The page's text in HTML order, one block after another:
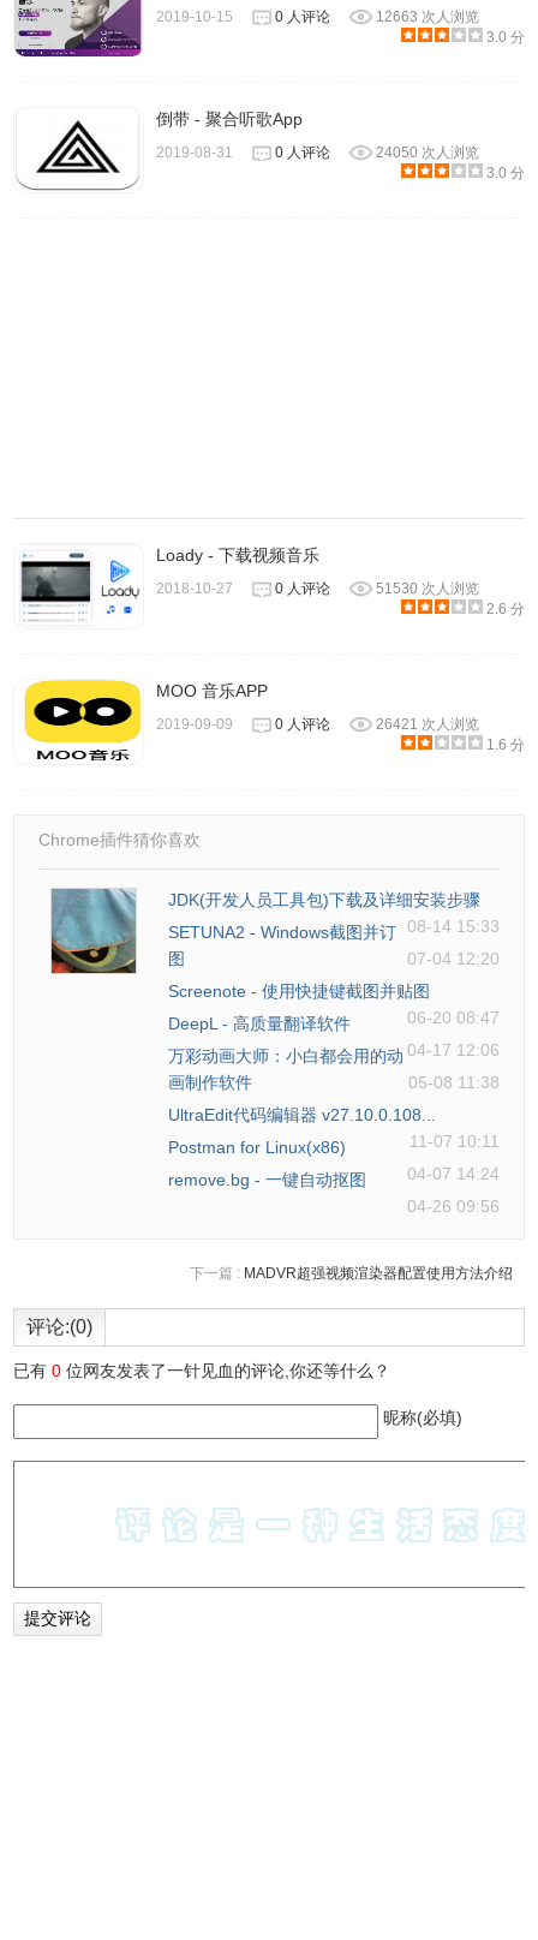
因为无损品质的歌曲体积都比较大，如有需要，可以在设置
中修改默认音质。
歌单导入简直不要太贴心，测试 QQ、网易云、虾米和酷狗
这四个平台，其中网易云和虾米没有任何限制，眨眼的工夫
就导入完成，遇到变灰的歌曲，也会自动补全。
以网易云音乐为例：
如果你惯用的平台恰好无法导入歌单，那么在其他平台以歌
手、歌曲名、专辑名等方式搜索歌曲，补充完整也不难。
MusicTools其他
MusicTools 将歌曲的搜索和下载做到了极致，其他地方就比
较简陋。比如搜索记录、删除、返回这些常用功能都是没有
2019-10-15 0 人评论
12663 次人浏览
3.0 分
倒带 - 聚合听歌App
2019-08-31 0 人评论
24050 次人浏览
3.0 分
Loady - 下载视频音乐
2018-10-27 0 人评论
51530 次人浏览
2.6 分
MOO 音乐APP
2019-09-09 0 人评论
26421 次人浏览
1.6 分
Chrome插件猜你喜欢
JDK(开发人员工具包)下载及详细安装步骤
08-14 15:33
SETUNA2 - Windows截图并订
图
07-04 12:20
Screenote - 使用快捷键截图并贴图
06-20 08:47
DeepL - 高质量翻译软件
04-17 12:06
万彩动画大师：小白都会用的动
画制作软件
05-08 11:38
UltraEdit代码编辑器 v27.10.0.108...
11-07 10:11
Postman for Linux(x86)
04-07 14:24
remove.bg - 一键自动抠图
04-26 09:56
下一篇 : MADVR超强视频渲染器配置使用方法介绍
评论:(0)
已有0 位网友发表了一针见血的评论,你还等什么？
昵称(必填)